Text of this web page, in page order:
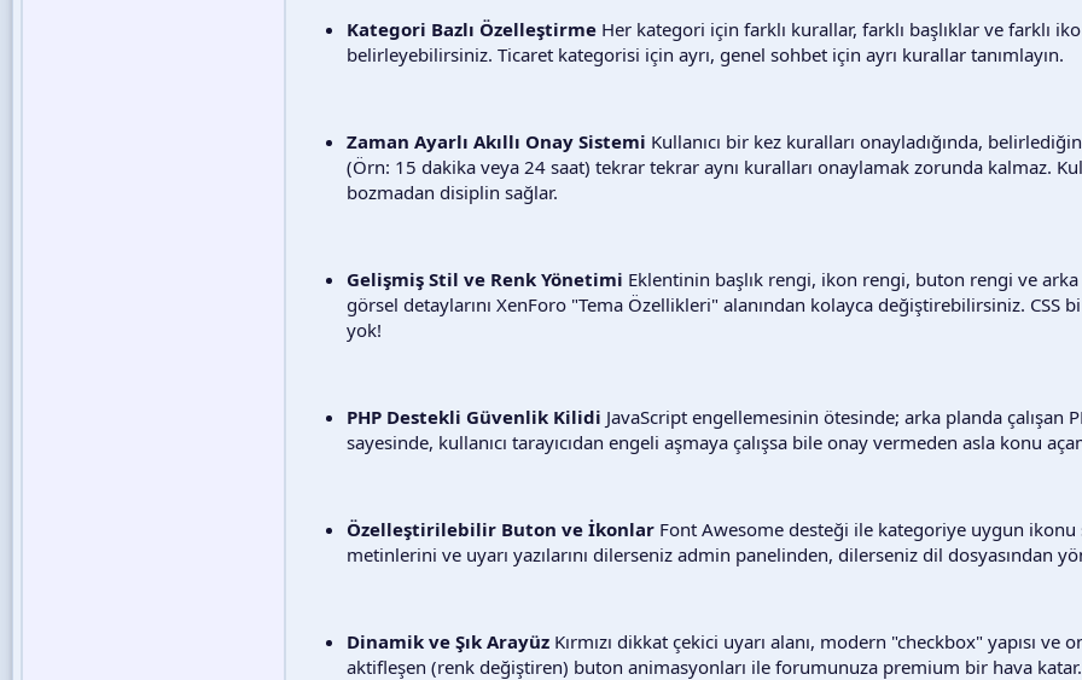
Kategori Bazlı Özelleştirme Her kategori için farklı kurallar, farklı başlıklar ve farklı
belirleyebilirsiniz. Ticaret kategorisi için ayrı, genel sohbet için ayrı kurallar tanımlayın.
Zaman Ayarlı Akıllı Onay Sistemi Kullanıcı bir kez kuralları onayladığında,
(Örn: 15 dakika veya 24 saat) tekrar tekrar aynı kuralları onaylamak zorunda kalmaz.
bozmadan disiplin sağlar.
Gelişmiş Stil ve Renk Yönetimi Eklentinin başlık rengi, ikon rengi, buton rengi ve
görsel detaylarını XenForo "Tema Özellikleri" alanından kolayca değiştirebilirsiniz. CSS
yok!
PHP Destekli Güvenlik Kilidi JavaScript engellemesinin ötesinde; arka planda çalışan
sayesinde, kullanıcı tarayıcıdan engeli aşmaya çalışsa bile onay vermeden asla konu
Özelleştirilebilir Buton ve İkonlar Font Awesome desteği ile kategoriye uygun ikonu
metinlerini ve uyarı yazılarını dilerseniz admin panelinden, dilerseniz dil dosyasından
Dinamik ve Şık Arayüz Kırmızı dikkat çekici uyarı alanı, modern "checkbox" yapısı ve
aktifleşen (renk değiştiren) buton animasyonları ile forumunuza premium bir hava katar.